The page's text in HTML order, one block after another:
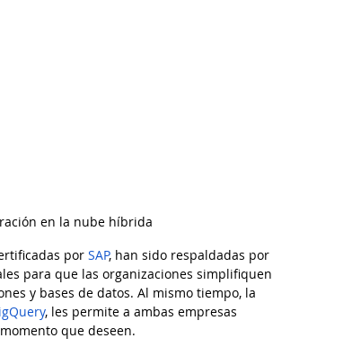
en la nube híbrida
por SAP, han sido respaldadas por
para que las organizaciones simplifiquen
y bases de datos. Al mismo tiempo, la
, les permite a ambas empresas
que deseen.